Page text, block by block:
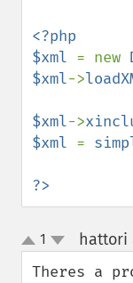
<?php
$xml = new
$xml->
$xml->
$xml =
?>
up
down
1 hattori
Theres a